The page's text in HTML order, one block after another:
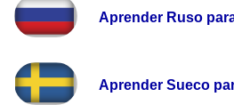
Aprender Ruso
Aprender Sueco